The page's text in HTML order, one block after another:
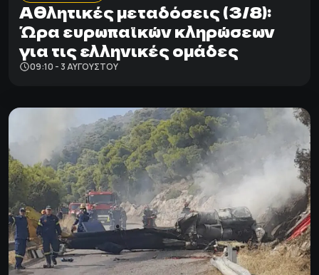
Αθλητικές μεταδόσεις (3/8):
Ώρα ευρωπαϊκών κληρώσεων
για τις ελληνικές ομάδες
09:10 - 3 ΑΥΓΟΎΣΤΟΥ